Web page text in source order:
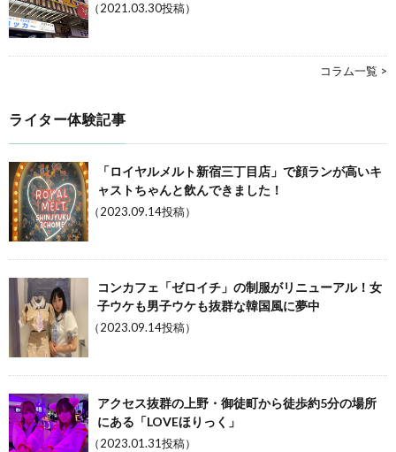
（2021.03.30投稿）
コラム一覧 >
ライター体験記事
「ロイヤルメルト新宿三丁目店」で顔ランが高いキ
ャストちゃんと飲んできました！
（2023.09.14投稿）
コンカフェ「ゼロイチ」の制服がリニューアル！女
子ウケも男子ウケも抜群な韓国風に夢中
（2023.09.14投稿）
アクセス抜群の上野・御徒町から徒歩約5分の場所
にある「LOVEほりっく」
（2023.01.31投稿）